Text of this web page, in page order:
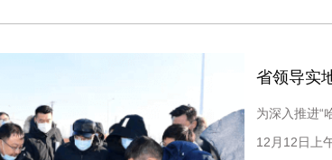
省领导实
为深入推进“
12月12日上